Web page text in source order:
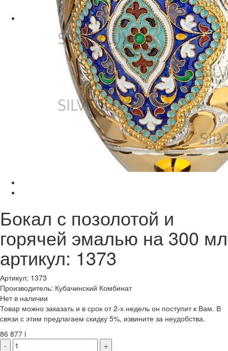
Бокал с позолотой и
горячей эмалью на 300 мл
артикул: 1373
Артикул: 1373
Производитель: Кубачинский Комбинат
Нет в наличии
Товар можно заказать и в срок от 2-х недель он поступит к Вам. В
связи с этим предлагаем скидку 5%, извините за неудобства.
86 877 i
-
+